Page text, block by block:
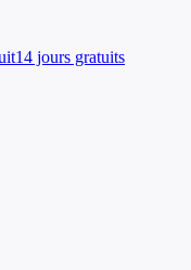
14 jours gratuits